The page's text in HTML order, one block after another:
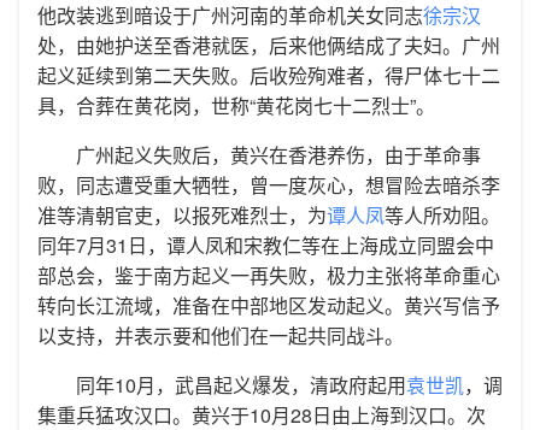
他改装逃到暗设于广州河南的革命机关女同志徐宗汉
处，由她护送至香港就医，后来他俩结成了夫妇。广州
起义延续到第二天失败。后收殓殉难者，得尸体七十二
具，合葬在黄花岗，世称“黄花岗七十二烈士”。
广州起义失败后，黄兴在香港养伤，由于革命事
败，同志遭受重大牺牲，曾一度灰心，想冒险去暗杀李
准等清朝官吏，以报死难烈士，为谭人凤等人所劝阻。
同年7月31日，谭人凤和宋教仁等在上海成立同盟会中
部总会，鉴于南方起义一再失败，极力主张将革命重心
转向长江流域，准备在中部地区发动起义。黄兴写信予
以支持，并表示要和他们在一起共同战斗。
同年10月，武昌起义爆发，清政府起用袁世凯，调
集重兵猛攻汉口。黄兴于10月28日由上海到汉口。次